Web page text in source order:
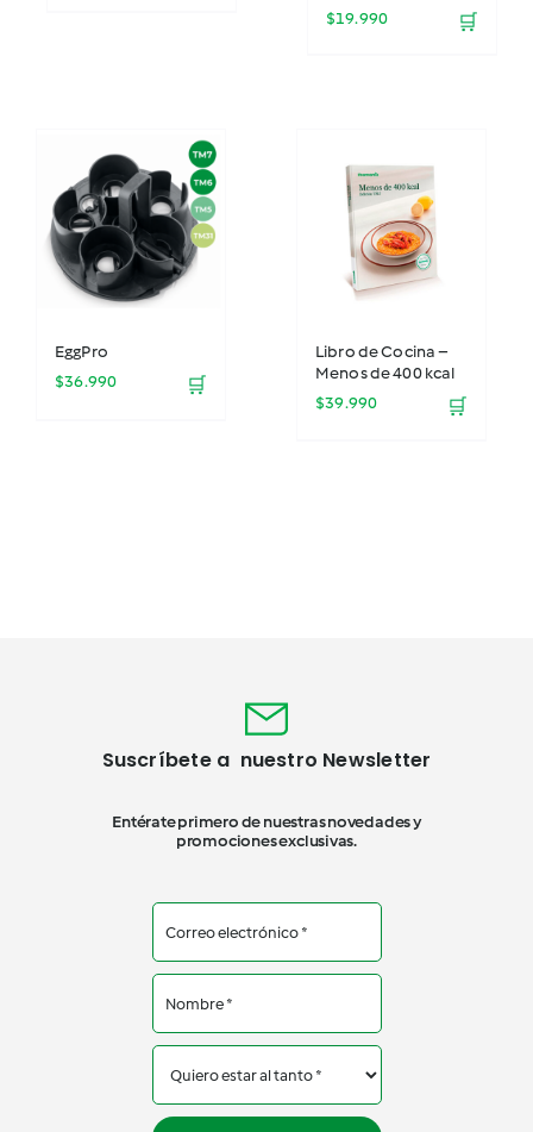
$19.990 🛒
EggPro
$36.990 🛒
Libro de Cocina –
Menos de 400 kcal
$39.990 🛒
Suscríbete a nuestro Newsletter
Entérate primero de nuestras novedades y
promociones exclusivas.